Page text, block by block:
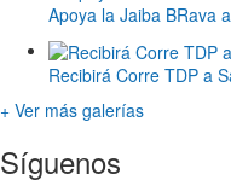
Apoya la Jaiba BRava
Recibirá Corre TDP a
+ Ver más galerías
Síguenos